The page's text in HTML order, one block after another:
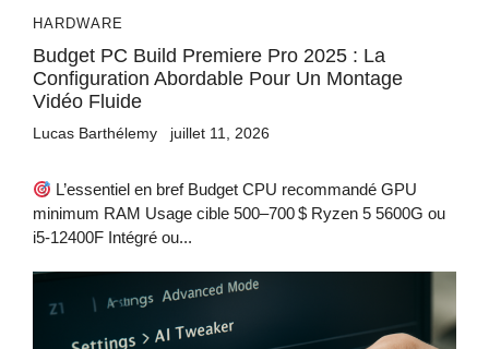
HARDWARE
Budget PC Build Premiere Pro 2025 : La
Configuration Abordable Pour Un Montage
Vidéo Fluide
Lucas Barthélemy juillet 11, 2026
L’essentiel en bref Budget CPU recommandé GPU
minimum RAM Usage cible 500–700 $ Ryzen 5 5600G ou
i5-12400F Intégré ou...